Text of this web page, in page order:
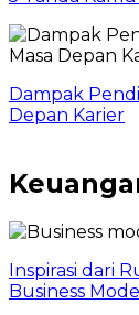
Dampak
Depan Karier
Inspirasi dari
Business